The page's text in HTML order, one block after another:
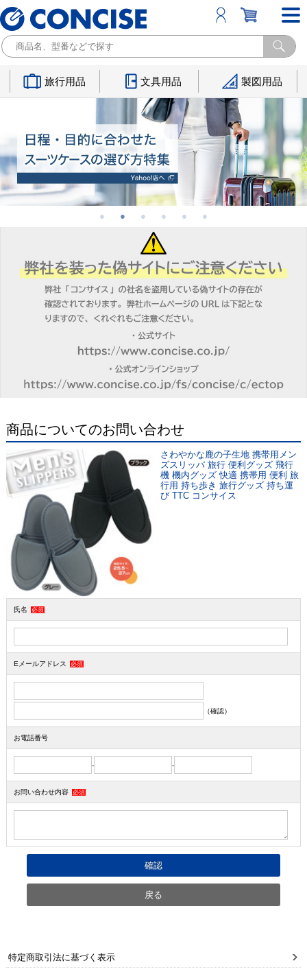
旅行用品 文具用品 製図用品
商品についてのお問い合わせ
さわやかな鹿の子生地 携帯用メン
ズスリッパ 旅行 便利グッズ 飛行
機 機内グッズ 快適 携帯用 便利 旅
行用 持ち歩き 旅行グッズ 持ち運
び TTC コンサイス
氏名 必須
Eメールアドレス 必須
（確認）
お電話番号
- -
お問い合わせ内容 必須
特定商取引法に基づく表示